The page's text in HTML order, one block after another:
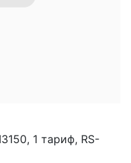
1 тариф, RS-